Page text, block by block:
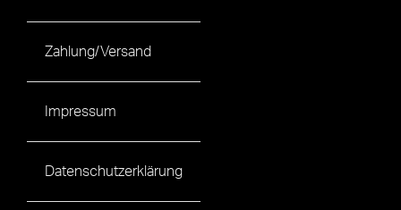
Zahlung/Versand
Impressum
Datenschutzerklärung